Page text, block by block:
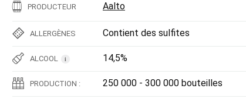
PRODUCTEUR Aalto
ALLERGÈNES Contient des sulfites
ALCOOL i 14,5%
PRODUCTION : 250 000 - 300 000 bouteilles